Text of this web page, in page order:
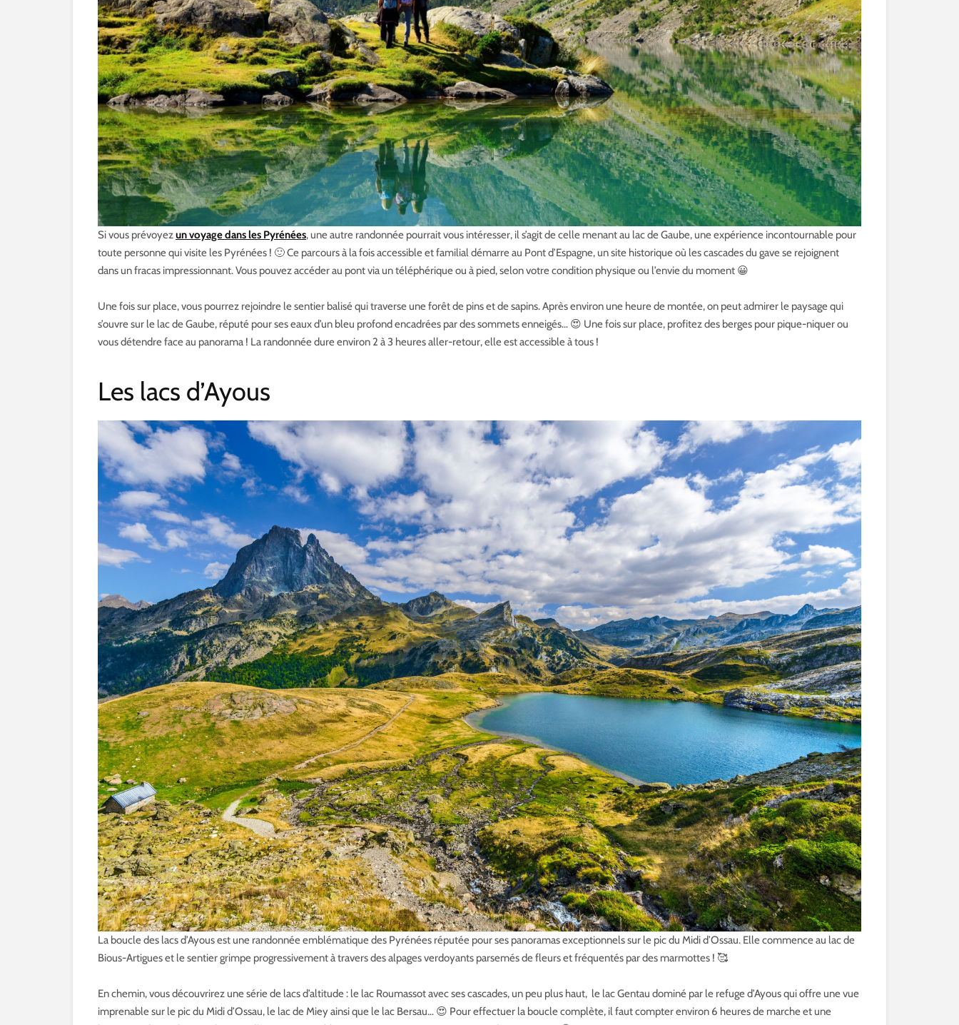
Si vous prévoyezun voyage dans les Pyrénées, une autre randonnée pourrait vous intéresser, il s’agit de celle menant au lac de Gaube, une expérience incontournable pour
toute personne qui visite les Pyrénées ! 🙂 Ce parcours à la fois accessible et familial démarre au Pont d’Espagne, un site historique où les cascades du gave se rejoignent
dans un fracas impressionnant. Vous pouvez accéder au pont via un téléphérique ou à pied, selon votre condition physique ou l’envie du moment 😀
Une fois sur place, vous pourrez rejoindre le sentier balisé qui traverse une forêt de pins et de sapins. Après environ une heure de montée, on peut admirer le paysage qui
s’ouvre sur le lac de Gaube, réputé pour ses eaux d’un bleu profond encadrées par des sommets enneigés… 😍 Une fois sur place, profitez des berges pour pique-niquer ou
vous détendre face au panorama ! La randonnée dure environ 2 à 3 heures aller-retour, elle est accessible à tous !
Les lacs d’Ayous
La boucle des lacs d’Ayous est une randonnée emblématique des Pyrénées réputée pour ses panoramas exceptionnels sur le pic du Midi d’Ossau. Elle commence au lac de
Bious-Artigues et le sentier grimpe progressivement à travers des alpages verdoyants parsemés de fleurs et fréquentés par des marmottes ! 🥰
En chemin, vous découvrirez une série de lacs d’altitude : le lac Roumassot avec ses cascades, un peu plus haut, le lac Gentau dominé par le refuge d’Ayous qui offre une vue
imprenable sur le pic du Midi d’Ossau, le lac de Miey ainsi que le lac Bersau… 😍 Pour effectuer la boucle complète, il faut compter environ 6 heures de marche et une